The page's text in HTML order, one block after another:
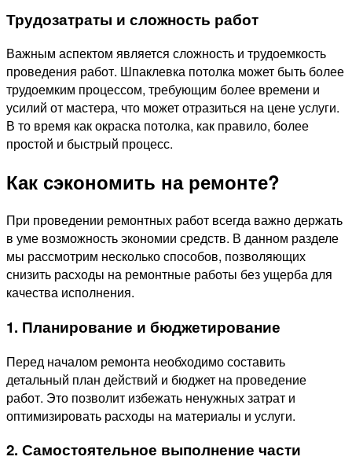
Трудозатраты и сложность работ
Важным аспектом является сложность и трудоемкость
проведения работ. Шпаклевка потолка может быть более
трудоемким процессом, требующим более времени и
усилий от мастера, что может отразиться на цене услуги.
В то время как окраска потолка, как правило, более
простой и быстрый процесс.
Как сэкономить на ремонте?
При проведении ремонтных работ всегда важно держать
в уме возможность экономии средств. В данном разделе
мы рассмотрим несколько способов, позволяющих
снизить расходы на ремонтные работы без ущерба для
качества исполнения.
1. Планирование и бюджетирование
Перед началом ремонта необходимо составить
детальный план действий и бюджет на проведение
работ. Это позволит избежать ненужных затрат и
оптимизировать расходы на материалы и услуги.
2. Самостоятельное выполнение части